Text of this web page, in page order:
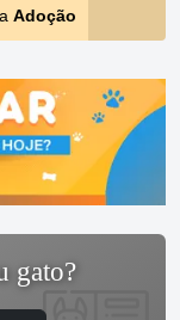
Adoção
gato?